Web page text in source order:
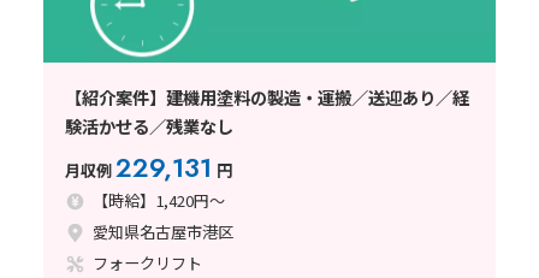
【紹介案件】建機用塗料の製造・運搬／送迎あり／経
験活かせる／残業なし
月収例229,131 円
【時給】1,420円～
愛知県名古屋市港区
フォークリフト